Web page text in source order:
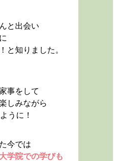
と出会い
と知りました。
事をして
しみながら
うに！
今では
学院での学びも